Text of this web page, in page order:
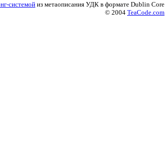
системойиз метаописания УДК в формате Dublin Core
© 2004 TeaCode.com